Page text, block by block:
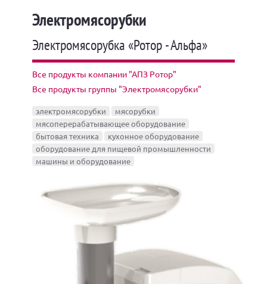
Электромясорубки
Электромясорубка «Ротор - Альфа»
Все продукты компании "АПЗ Ротор"
Все продукты группы "Электромясорубки"
электромясорубки
мясорубки
мясоперерабатывающее оборудование
бытовая техника
кухонное оборудование
оборудование для пищевой промышленности
машины и оборудование